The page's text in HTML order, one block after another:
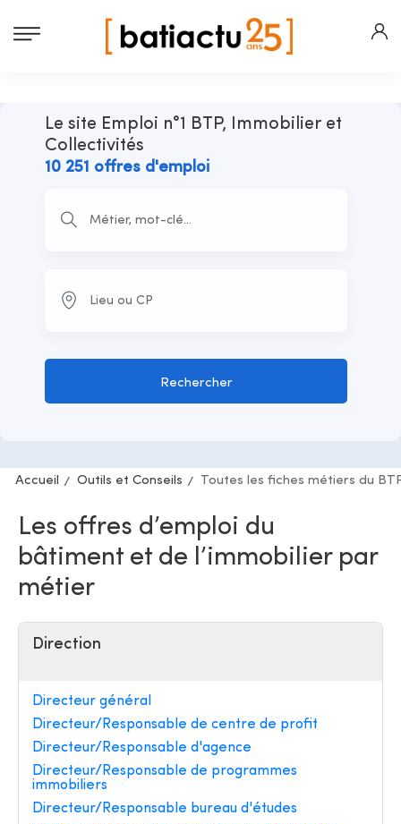
Le site Emploi n°1 BTP, Immobilier et
Collectivités
10 251 offres d'emploi
Rechercher
Accueil Outils et Conseils Toutes les fiches métiers du
Les offres d’emploi du
bâtiment et de l’immobilier par
métier
Direction
Directeur général
Directeur/Responsable de centre de profit
Directeur/Responsable d'agence
Directeur/Responsable de programmes
immobiliers
Directeur/Responsable bureau d'études